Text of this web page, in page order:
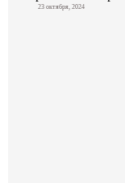
23 октября, 2024